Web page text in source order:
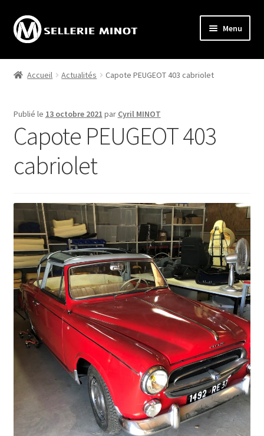
Aller
à
Aller
au
Menu
Accueil
Boutique internet
Réalisations
Accueil Actualités Capote PEUGEOT 403 cabriolet
Publié le 13 octobre 2021 par Cyril MINOT
Capote PEUGEOT 403
cabriolet